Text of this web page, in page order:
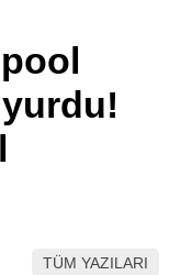
Youtube
TikTok
TÜM YAZILARI